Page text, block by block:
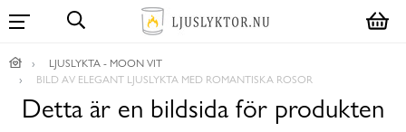
LJUSLYKTA - MOON VIT
BILD AV ELEGANT LJUSLYKTA MED ROMANTISKA ROSOR
Detta är en bildsida för produkten